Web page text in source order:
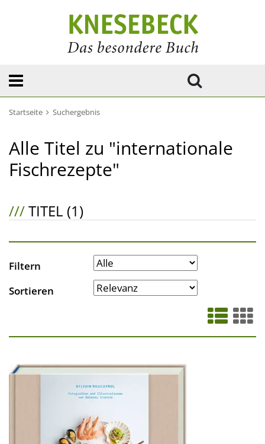
Startseite Suchergebnis
Alle Titel zu "internationale
Fischrezepte"
///TITEL (1)
Filtern
Sortieren